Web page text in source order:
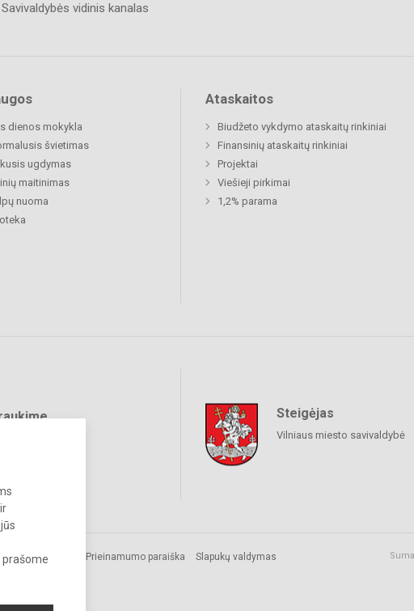
prašome
Savivaldybės vidinis kanalas
dienos mokykla
švietimas
ugdymas
maitinimas
nuoma
Ataskaitos
Biudžeto vykdymo ataskaitų rinkiniai
Finansinių ataskaitų rinkiniai
Projektai
Viešieji pirkimai
1,2% parama
Steigėjas
Vilniaus miesto savivaldybė
Prieinamumo paraiška Slapukų valdymas